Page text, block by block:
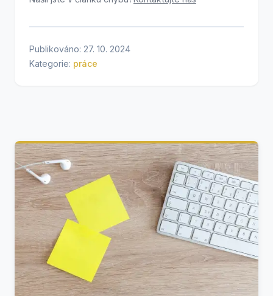
Publikováno: 27. 10. 2024
Kategorie: práce